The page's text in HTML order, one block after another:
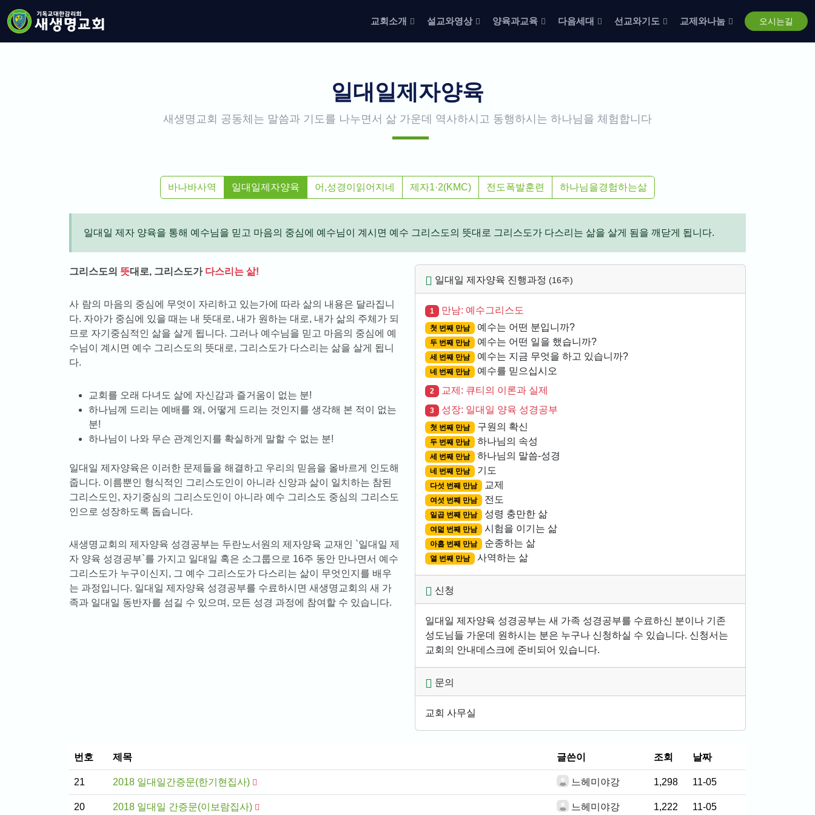
교회소개 설교와영상 양육과교육 다음세대 선교와기도 교제와나눔 오시는길
일대일제자양육
새생명교회 공동체는 말씀과 기도를 나누면서 삶 가운데 역사하시고 동행하시는 하나님을 체험합니다
바나바사역 일대일제자양육 어,성경이읽어지네 제자1·2(KMC) 전도폭발훈련 하나님을경험하는삶
일대일 제자 양육을 통해 예수님을 믿고 마음의 중심에 예수님이 계시면 예수 그리스도의 뜻대로 그리스도가 다스리는 삶을 살게 됨을 깨닫게 됩니다.
그리스도의 뜻대로, 그리스도가 다스리는 삶!
사람의 마음의 중심에 무엇이 자리하고 있는가에 따라 삶의 내용은 달라집니
다. 자아가 중심에 있을 때는 내 뜻대로, 내가 원하는 대로, 내가 삶의 주체가 되
므로 자기중심적인 삶을 살게 됩니다. 그러나 예수님을 믿고 마음의 중심에 예
수님이 계시면 예수 그리스도의 뜻대로, 그리스도가 다스리는 삶을 살게 됩니
다.
교회를 오래 다녀도 삶에 자신감과 즐거움이 없는 분!
하나님께 드리는 예배를 왜, 어떻게 드리는 것인지를 생각해 본 적이 없는
분!
하나님이 나와 무슨 관계인지를 확실하게 말할 수 없는 분!
일대일 제자양육은 이러한 문제들을 해결하고 우리의 믿음을 올바르게 인도해
줍니다. 이름뿐인 형식적인 그리스도인이 아니라 신앙과 삶이 일치하는 참된
그리스도인, 자기중심의 그리스도인이 아니라 예수 그리스도 중심의 그리스도
인으로 성장하도록 돕습니다.
새생명교회의 제자양육 성경공부는 두란노서원의 제자양육 교재인 `일대일 제
자 양육 성경공부`를 가지고 일대일 혹은 소그룹으로 16주 동안 만나면서 예수
그리스도가 누구이신지, 그 예수 그리스도가 다스리는 삶이 무엇인지를 배우
는 과정입니다. 일대일 제자양육 성경공부를 수료하시면 새생명교회의 새 가
족과 일대일 동반자를 섬길 수 있으며, 모든 성경 과정에 참여할 수 있습니다.
일대일 제자양육 진행과정 (16주)
1 만남: 예수그리스도
첫 번째 만남 예수는 어떤 분입니까?
두 번째 만남 예수는 어떤 일을 했습니까?
세 번째 만남 예수는 지금 무엇을 하고 있습니까?
네 번째 만남 예수를 믿으십시오
2 교제: 큐티의 이론과 실제
3 성장: 일대일 양육 성경공부
첫 번째 만남 구원의 확신
두 번째 만남 하나님의 속성
세 번째 만남 하나님의 말씀-성경
네 번째 만남 기도
다섯 번째 만남 교제
여섯 번째 만남 전도
일곱 번째 만남 성령 충만한 삶
여덟 번째 만남 시험을 이기는 삶
아홉 번째 만남 순종하는 삶
열 번째 만남 사역하는 삶
신청
일대일 제자양육 성경공부는 새 가족 성경공부를 수료하신 분이나 기존
성도님들 가운데 원하시는 분은 누구나 신청하실 수 있습니다. 신청서는
교회의 안내데스크에 준비되어 있습니다.
문의
교회 사무실
번호 제목 글쓴이 조회 날짜
21 2018 일대일간증문(한기현집사) 느헤미야강 1,298 11-05
20 2018 일대일 간증문(이보람집사) 느헤미야강 1,222 11-05